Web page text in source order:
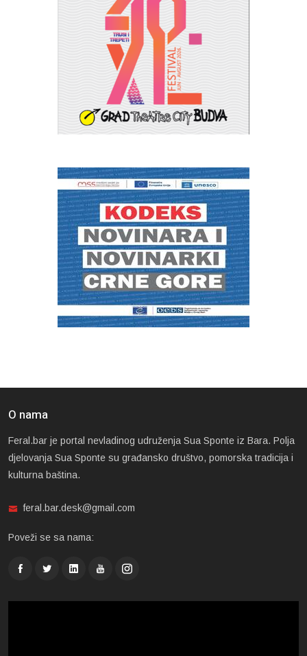
O nama
Feral.bar je portal nevladinog udruženja Sua Sponte iz Bara. Polja
djelovanja Sua Sponte su građansko društvo, pomorska tradicija i
kulturna baština.
feral.bar.desk@gmail.com
Poveži se sa nama: